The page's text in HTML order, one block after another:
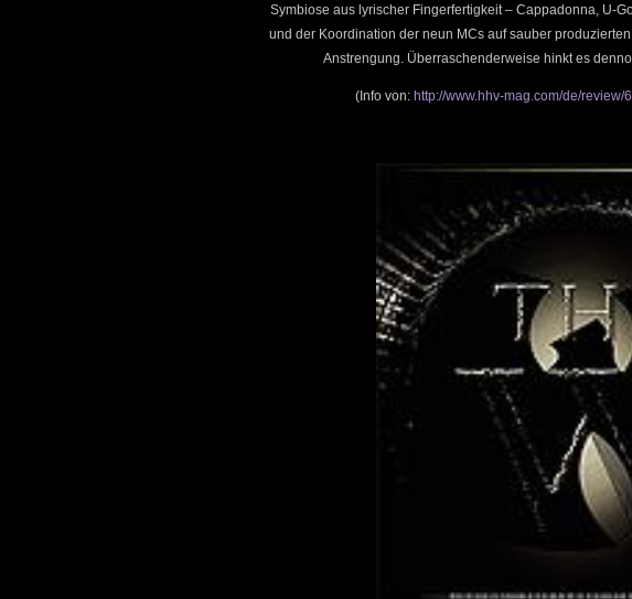
Symbiose aus lyrischer Fingerfertigkeit – Cappadonna, U-
und der Koordination der neun MCs auf sauber
Anstrengung. Überraschenderweise hinkt es
(Info von: http://www.hhv-mag.com/de/